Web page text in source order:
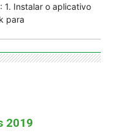
1. Instalar o aplicativo
para
2019